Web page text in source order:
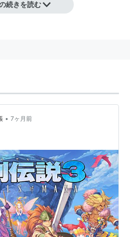
目。
なども多少異なってくる。中
きく変わるわけではないが、終
て大きく3つに分かれる。ま
ャラクターを仲間に入れておく
絡みもあって、よりストーリー
いる。
『聖剣伝説2』のものを踏襲し
のシステムが変更されている。
てゲージを溜めることによっ
ことが可能。魔法は熟練度が廃
から使用する魔法を選択する
時間がかかるようになった。
続きを読む
• 7ヶ月前